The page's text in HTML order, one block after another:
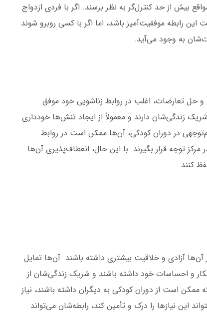
بیش از حد کنترل‌گر به نظر برسند. اگر با فردی ازدواج
رابطه موفقیت‌آمیز باشد، اما اگر با کسی روبرو شوند
به وجود می‌آید.
و حل تعارضات، اغلب در روابط زناشویی خود موفق
زندگی‌شان دارند و معمولاً از ایجاد تنش‌ها خودداری
در دوران کودکی، آن‌ها ممکن است در روابط
توجه قرار بگیرند. با این حال، انعطاف‌پذیری آن‌ها
کنند.
آن‌ها آزادی و خلاقیت بیشتری داشته باشند. آن‌ها تمایل
و احساسات خود داشته باشند و شریک زندگی‌شان از
است از دوران کودکی به دیگران داشته باشند، نیاز
این نیازها را درک و تأمین کند، رابطه‌شان می‌تواند